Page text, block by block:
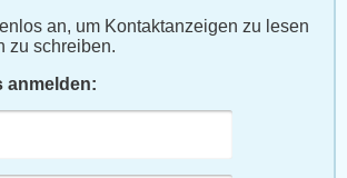
an, um Kontaktanzeigen zu lesen
zu schreiben.
anmelden: